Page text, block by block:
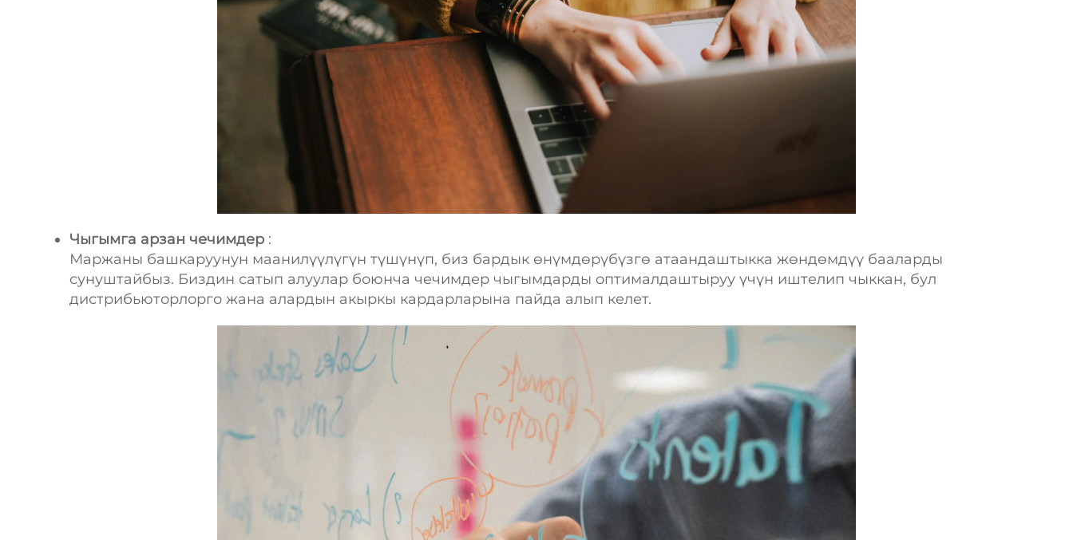
Чыгымга арзан чечимдер :
Маржаны башкаруунун маанилүүлүгүн түшүнүп, биз бардык өнүмдөрүбүзгө атаандаштыкка жөндөмдүү бааларды
сунуштайбыз. Биздин сатып алуулар боюнча чечимдер чыгымдарды оптималдаштыруу үчүн иштелип чыккан, бул
дистрибьюторлорго жана алардын акыркы кардарларына пайда алып келет.